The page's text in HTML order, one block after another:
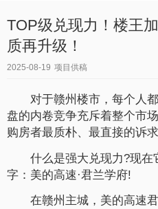
TOP级兑现力！楼王
质再升级！
2025-08-19 项目供稿
对于赣州楼市，每个人都
盘的内卷竞争充斥着整个市
购房者最质朴、最直接的诉
什么是强大兑现力?现在
字：美的高速·君兰学府!
在赣州主城，美的高速君